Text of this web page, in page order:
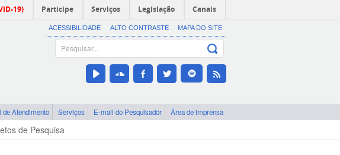
19) Participe Serviços Legislação Canais
ACESSIBILIDADE ALTO CONTRASTE MAPA DO SITE
de Atendimento Serviços E-mail do Pesquisador Área de imprensa
de Pesquisa